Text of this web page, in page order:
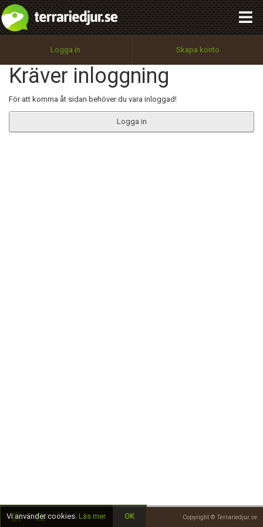
Logga in Skapa konto
Kräver inloggning
För att komma åt sidan behöver du vara inloggad!
Logga in
Copyright © Terrariedjur.se
Utför
100%
OK
integritetspolicy
Namn:
Epost:
Begär nytt lösenord
Tillbaka till förstasidan
Vi använder cookies. Läs mer OK